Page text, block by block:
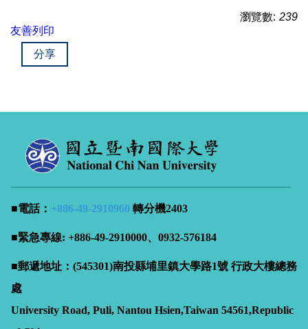
瀏覽數: 239
友善列印
分享
■電話： +886-49-2910960 轉分機2403
■緊急專線: +886-49-2910000、0932-576184
■郵遞地址：(545301)南投縣埔里鎮大學路1號 行政大樓總務
處
University Road, Puli, Nantou Hsien,Taiwan 54561,Republic